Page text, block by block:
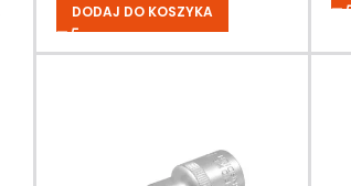
DODAJ DO KOSZYKA